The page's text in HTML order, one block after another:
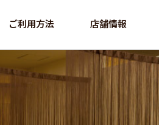
ご利用方法 店舗情報